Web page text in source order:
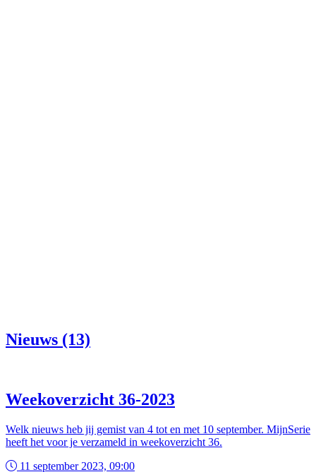
Nieuws (13)
Weekoverzicht 36-2023
Welk nieuws heb jij gemist van 4 tot en met 10 september. MijnSerie
heeft het voor je verzameld in weekoverzicht 36.
11 september 2023, 09:00